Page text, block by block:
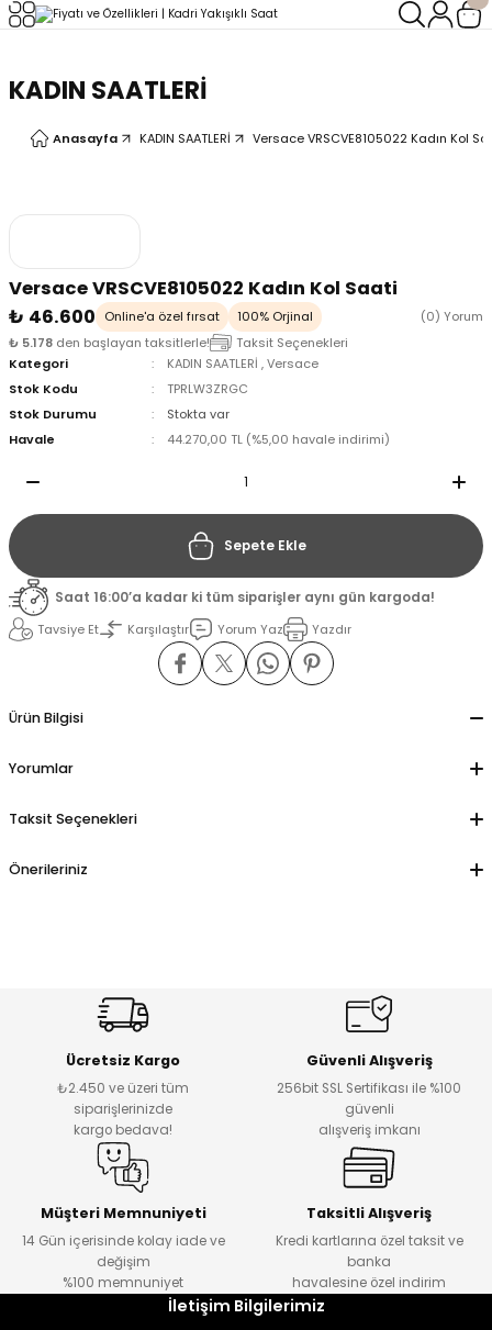
KADIN SAATLERİ
Anasayfa KADIN SAATLERİ Versace VRSCVE8105022 Kadın Kol
Versace VRSCVE8105022 Kadın Kol Saati
₺ 46.600
Online'a özel fırsat 100% Orjinal
(0) Yorum
₺ 5.178 den başlayan taksitlerle!
Taksit Seçenekleri
Kategori
KADIN SAATLERİ ,Versace
Stok Kodu
TPRLW3ZRGC
Stok Durumu
Stokta var
Havale
44.270,00 TL (%5,00 havale indirimi)
Sepete Ekle
Saat 16:00’a kadar ki tüm siparişler aynı gün kargoda!
Tavsiye Et
Karşılaştır Yorum Yaz Yazdır
Ürün Bilgisi
Yorumlar
Taksit Seçenekleri
Önerileriniz
Ücretsiz Kargo
₺2.450 ve üzeri tüm
siparişlerinizde
kargo bedava!
Güvenli Alışveriş
256bit SSL Sertifikası ile %100
güvenli
alışveriş imkanı
Müşteri Memnuniyeti
14 Gün içerisinde kolay iade ve
değişim
%100 memnuniyet
Taksitli Alışveriş
Kredi kartlarına özel taksit ve
banka
havalesine özel indirim
İletişim Bilgilerimiz
Geri Dön
Geri Dön